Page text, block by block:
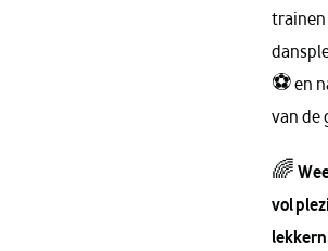
⚽ en
van de
🌈
vol